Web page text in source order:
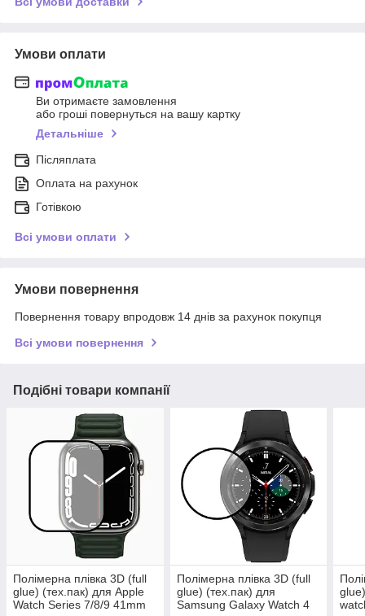
Умови оплати
Ви отримаєте замовлення
або гроші повернуться на вашу картку
Детальніше
Післяплата
Оплата на рахунок
Готівкою
Всі умови оплати
Умови повернення
Повернення товару впродовж 14 днів за рахунок покупця
Всі умови повернення
Подібні товари компанії
Полімерна плівка 3D (full
glue) (тех.пак) для Apple
Watch Series 7/8/9 41mm
Полімерна плівка 3D (full
glue) (тех.пак) для
Samsung Galaxy Watch 4